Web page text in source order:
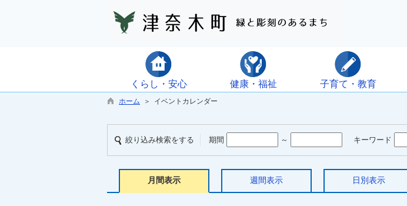
くらし・安心 健康・福祉 子育て・教育
ホーム ＞ イベントカレンダー
絞り込み検索をする 期間 ～ キーワード
月間表示 週間表示 日別表示